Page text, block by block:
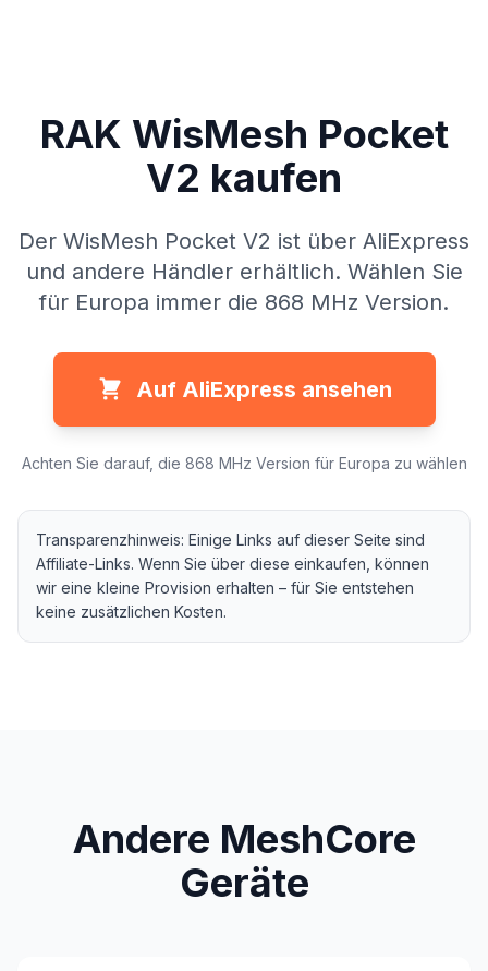
RAK WisMesh Pocket
V2 kaufen
Der WisMesh Pocket V2 ist über AliExpress
und andere Händler erhältlich. Wählen Sie
für Europa immer die 868 MHz Version.
Auf AliExpress ansehen
Achten Sie darauf, die 868 MHz Version für Europa zu wählen
Transparenzhinweis: Einige Links auf dieser Seite sind
Affiliate-Links. Wenn Sie über diese einkaufen, können
wir eine kleine Provision erhalten – für Sie entstehen
keine zusätzlichen Kosten.
Andere MeshCore
Geräte